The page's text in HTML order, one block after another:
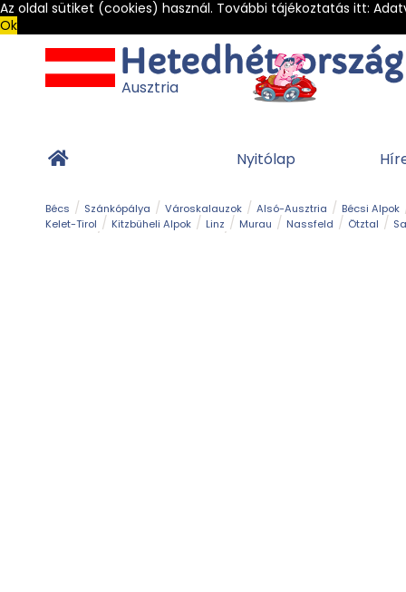
Az oldal sütiket (cookies) használ. További tájékoztatás itt:
Ok
Ausztria
Nyitólap
Bécs Szánkópálya Városkalauzok Alsó-Ausztria Bécsi Alpok
Kelet-Tirol
Kitzbüheli Alpok Linz Murau Nassfeld Ötztal